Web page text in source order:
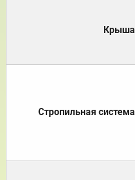
Крыша
Стропильная система